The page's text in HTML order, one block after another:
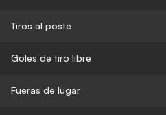
Tiros al poste
Goles de tiro libre
Fueras de lugar